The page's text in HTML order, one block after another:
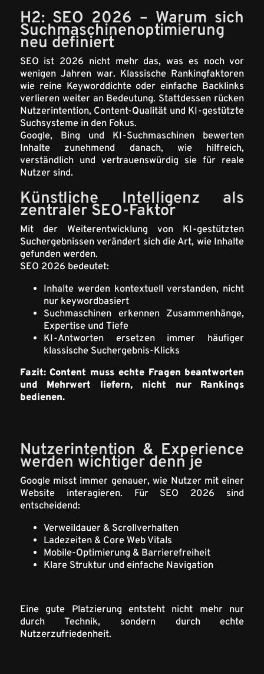
H2: SEO 2026 – Warum sich
Suchmaschinenoptimierung
neu definiert
SEO ist 2026 nicht mehr das, was es noch vor
wenigen Jahren war. Klassische Rankingfaktoren
wie reine Keyworddichte oder einfache Backlinks
verlieren weiter an Bedeutung. Stattdessen rücken
Nutzerintention, Content-Qualität und KI-gestützte
Suchsysteme in den Fokus.
Google, Bing und KI-Suchmaschinen bewerten
Inhalte zunehmend danach, wie hilfreich,
verständlich und vertrauenswürdig sie für reale
Nutzer sind.
Künstliche Intelligenz als
zentraler SEO-Faktor
Mit der Weiterentwicklung von KI-gestützten
Suchergebnissen verändert sich die Art, wie Inhalte
gefunden werden.
SEO 2026 bedeutet:
Inhalte werden kontextuell verstanden, nicht
nur keywordbasiert
Suchmaschinen erkennen Zusammenhänge,
Expertise und Tiefe
KI-Antworten ersetzen immer häufiger
klassische Suchergebnis-Klicks
Fazit: Content muss echte Fragen beantworten
und Mehrwert liefern, nicht nur Rankings
bedienen.
Nutzerintention & Experience
werden wichtiger denn je
Google misst immer genauer, wie Nutzer mit einer
Website interagieren. Für SEO 2026 sind
entscheidend:
Verweildauer & Scrollverhalten
Ladezeiten & Core Web Vitals
Mobile-Optimierung & Barrierefreiheit
Klare Struktur und einfache Navigation
Eine gute Platzierung entsteht nicht mehr nur
durch Technik, sondern durch echte
Nutzerzufriedenheit.